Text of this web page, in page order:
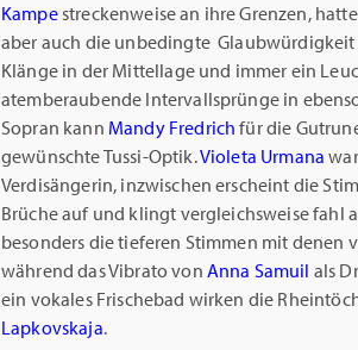
Kampestreckenweise an ihre Grenzen,
aber auch die unbedingte
Klänge in der Mittellage und immer ein
atemberaubende Intervallsprünge in
Sopran kann Mandy Fredrichfür die
gewünschte Tussi-Optik.Violeta Urmana
Verdisängerin, inzwischen erscheint die
Brüche auf und klingt vergleichsweise fahl
besonders die tieferen Stimmen mit denen
während das Vibrato von Anna Samuil als
ein vokales Frischebad wirken die
Lapkovskaja.